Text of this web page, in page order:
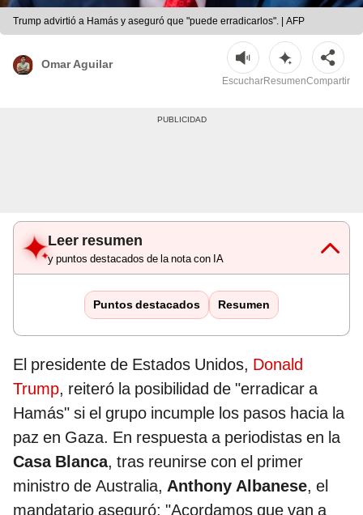
Trump advirtió a Hamás y aseguró que "puede erradicarlos". | AFP
Omar Aguilar
EscucharResumenCompartir
Leer resumen
y puntos destacados de la nota con IA
Puntos destacados Resumen
El presidente de Estados Unidos, Donald
Trump, reiteró la posibilidad de "erradicar a
Hamás" si el grupo incumple los pasos hacia la
paz en Gaza. En respuesta a periodistas en la
Casa Blanca, tras reunirse con el primer
ministro de Australia, Anthony Albanese, el
mandatario aseguró: "Acordamos que van a